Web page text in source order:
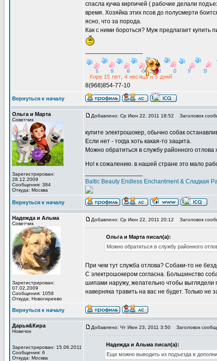
спасла кучка кирпичей ( рабочие делали
время. Хозяйка этих псов до полусмерти
ясно, что за порода.
Как с ними бороться? Муж предлагает купить
8(968)854-77-10
Вернуться к началу
Ольга и Марта
Советчик
Зарегистрирован:
28.12.2009
Сообщения: 384
Откуда: Москва
Добавлено: Ср Июн 22, 2011 18:52 Заголовок
купите электрошокер, обычно собак
Если нет - тогда хоть какая-то защита.
Можно обратиться в службу районного отлова
Но! к сожалению. в нашей стране это мало
Baltic Beauty Endless Enchantment & Сладкая
Вернуться к началу
Надежда и Альма
Советчик
Зарегистрирован:
07.02.2009
Сообщения: 1058
Откуда: Новогиреево
Добавлено: Ср Июн 22, 2011 20:12 Заголовок
Ольга и Марта писал(а):
Можно обратиться в службу районного
При чем тут служба отлова? Собаки-то не
С электрошокером согласна. Большинство
шипами наружу, желательно чтобы выглядели
наверняка травить на вас не будет. Только не
Вернуться к началу
Дарья&Кира
Новичок
Зарегистрирован: 15.06.2011
Сообщения: 6
Откуда: Москва
Добавлено: Чт Июн 23, 2011 3:50 Заголовок
Надежда и Альма писал(а):
Еще можно выводить из подъезда в